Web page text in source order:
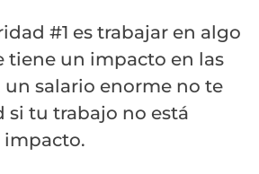
#1 es trabajar en algo
tiene un impacto en las
un salario enorme no te
si tu trabajo no está